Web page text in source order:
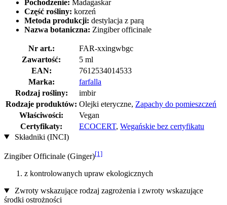
Pochodzenie: Madagaskar
Część rośliny: korzeń
Metoda produkcji: destylacja z parą
Nazwa botaniczna: Zingiber officinale
Nr art.:
FAR-xxingwbgc
Zawartość:
5 ml
EAN:
7612534014533
Marka:
farfalla
Rodzaj rośliny:
imbir
Rodzaje produktów: Olejki eteryczne, Zapachy do pomieszczeń
Właściwości:
Vegan
Certyfikaty:
ECOCERT, Wegańskie bez certyfikatu
Składniki (INCI)
Zingiber Officinale (Ginger)[1]
z kontrolowanych upraw ekologicznych
Zwroty wskazujące rodzaj zagrożenia i zwroty wskazujące
środki ostrożności